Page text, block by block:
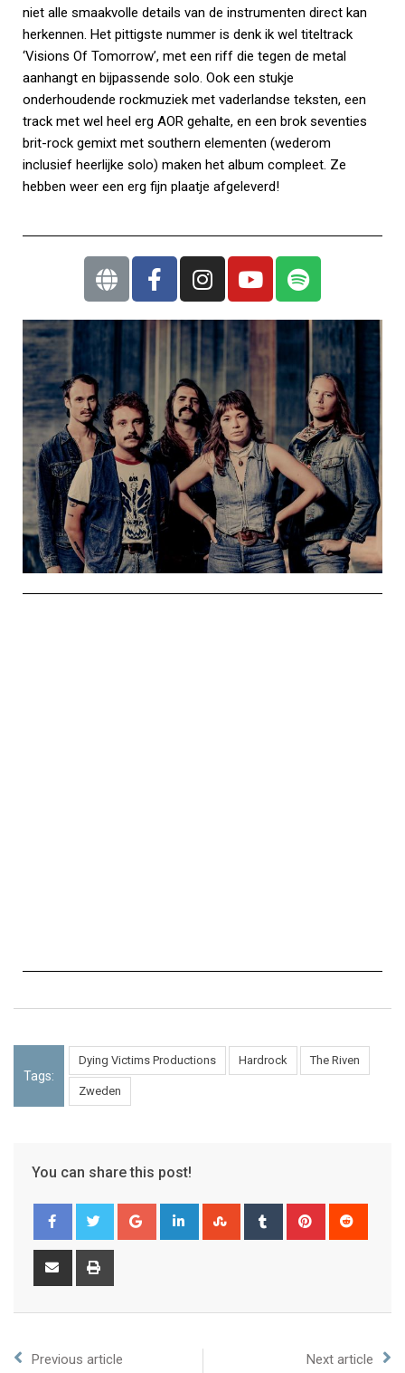
niet alle smaakvolle details van de instrumenten direct kan
herkennen. Het pittigste nummer is denk ik wel titeltrack
‘Visions Of Tomorrow’, met een riff die tegen de metal
aanhangt en bijpassende solo. Ook een stukje
onderhoudende rockmuziek met vaderlandse teksten, een
track met wel heel erg AOR gehalte, en een brok seventies
brit-rock gemixt met southern elementen (wederom
inclusief heerlijke solo) maken het album compleet. Ze
hebben weer een erg fijn plaatje afgeleverd!
Tags:
Dying Victims Productions Hardrock The Riven
Zweden
You can share this post!
Previous article Next article